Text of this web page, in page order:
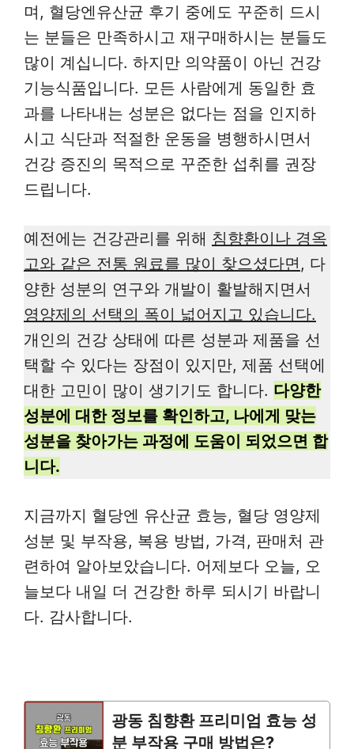
며, 혈당엔유산균 후기 중에도 꾸준히 드시
는 분들은 만족하시고 재구매하시는 분들도
많이 계십니다. 하지만 의약품이 아닌 건강
기능식품입니다. 모든 사람에게 동일한 효
과를 나타내는 성분은 없다는 점을 인지하
시고 식단과 적절한 운동을 병행하시면서
건강 증진의 목적으로 꾸준한 섭취를 권장
드립니다.
예전에는 건강관리를 위해 침향환이나 경옥
고와 같은 전통 원료를 많이 찾으셨다면 , 다
양한 성분의 연구와 개발이 활발해지면서
영양제의 선택의 폭이 넓어지고 있습니다.
개인의 건강 상태에 따른 성분과 제품을 선
택할 수 있다는 장점이 있지만, 제품 선택에
대한 고민이 많이 생기기도 합니다. 다양한
성분에 대한 정보를 확인하고, 나에게 맞는
성분을 찾아가는 과정에 도움이 되었으면 합
니다.
지금까지 혈당엔 유산균 효능, 혈당 영양제
성분 및 부작용, 복용 방법, 가격, 판매처 관
련하여 알아보았습니다. 어제보다 오늘, 오
늘보다 내일 더 건강한 하루 되시기 바랍니
다. 감사합니다.
광동 침향환 프리미엄 효능 성
분 부작용 구매 방법은?